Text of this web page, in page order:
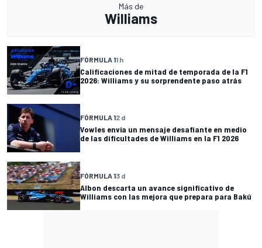
Más de
Williams
FÓRMULA 11 h
Calificaciones de mitad de temporada de la F1
2026: Williams y su sorprendente paso atrás
FÓRMULA 12 d
Vowles envía un mensaje desafiante en medio
de las dificultades de Williams en la F1 2026
FÓRMULA 13 d
Albon descarta un avance significativo de
Williams con las mejora que prepara para Bakú